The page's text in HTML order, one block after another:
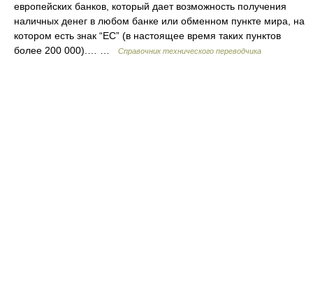
европейских банков, который дает возможность получения
наличных денег в любом банке или обменном пункте мира, на
котором есть знак “ЕС” (в настоящее время таких пунктов
более 200 000).… …
Справочник технического переводчика